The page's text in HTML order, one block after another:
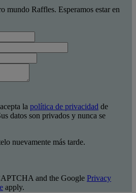
mundo Raffles. Esperamos estar en
la política de privacidad de
datos son privados y nunca se
nuevamente más tarde.
and the Google Privacy
apply.